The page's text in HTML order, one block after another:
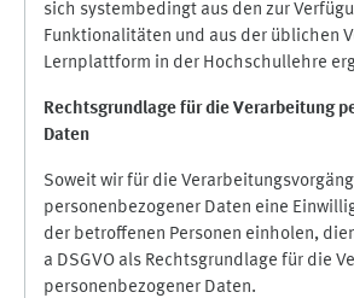
sich systembedingt aus den zur
Funktionalitäten und aus der üblichen
Lernplattform in der Hochschullehre
Rechtsgrundlage für die Verarbeitung
Daten
Soweit wir für die
personenbezogener Daten eine
der betroffenen Personen einholen,
a DSGVO als Rechtsgrundlage für die
personenbezogener Daten.